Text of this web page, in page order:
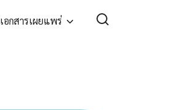
เอกสารเผยแพร่